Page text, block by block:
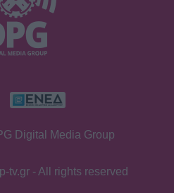
το σχόλιο
μπαμπά.».
Digital Media Group
tv.gr - All rights reserved